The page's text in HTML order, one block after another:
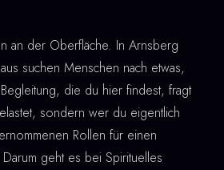
an der Oberfläche. In Arnsberg
suchen Menschen nach etwas,
die du hier findest, fragt
sondern wer du eigentlich
Rollen für einen
geht es bei Spirituelles